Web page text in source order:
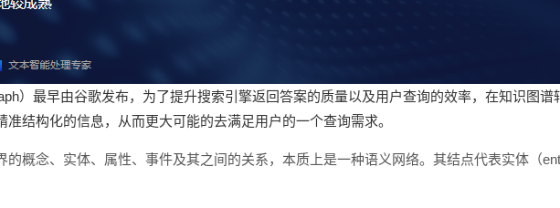
）最早由谷歌发布，为了提升搜索引擎返回答案的质量以及用户查询的效率，在知识图
结构化的信息，从而更大可能的去满足用户的一个查询需求。
的概念、实体、属性、事件及其之间的关系，本质上是一种语义网络。其结点代表实体（